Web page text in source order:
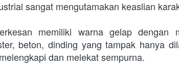
sangat mengutamakan keaslian
memiliki warna gelap dengan
beton, dinding yang tampak hanya
dan melekat sempurna.